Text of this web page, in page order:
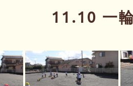
11.10 一